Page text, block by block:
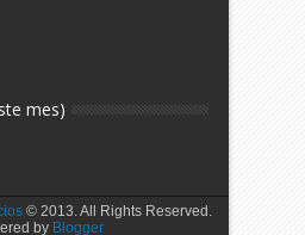
mes)
© 2013. All Rights Reserved.
by Blogger